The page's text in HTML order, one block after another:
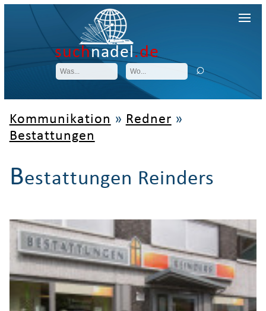
suchnadel.de
Kommunikation » Redner »
Bestattungen
Bestattungen Reinders